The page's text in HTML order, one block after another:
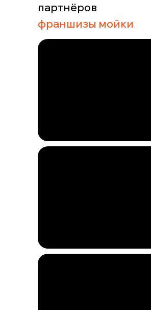
партнёров
франшизы мойки